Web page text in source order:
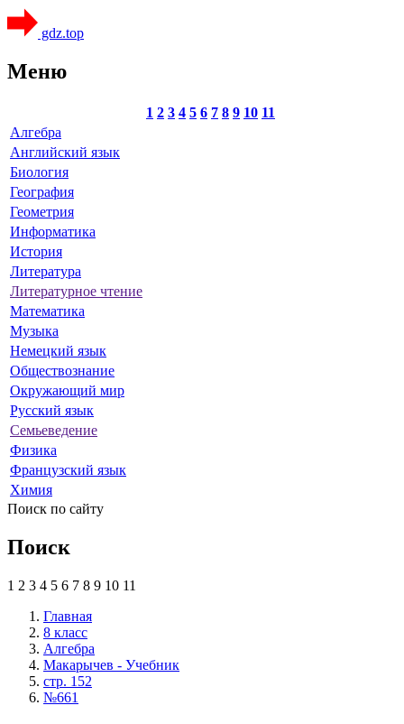
gdz.top
Меню
1 2 3 4 5 6 7 8 9 10 11
Алгебра
Английский язык
Биология
География
Геометрия
Информатика
История
Литература
Литературное чтение
Математика
Музыка
Немецкий язык
Обществознание
Окружающий мир
Русский язык
Семьеведение
Физика
Французский язык
Химия
Поиск по сайту
Поиск
1 2 3 4 5 6 7 8 9 10 11
Главная
8 класс
Алгебра
Макарычев - Учебник
стр. 152
№661